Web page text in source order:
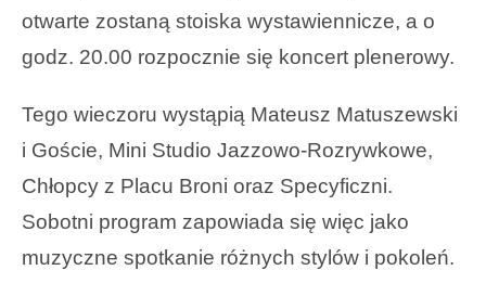
otwarte zostaną stoiska wystawiennicze, a o
godz. 20.00 rozpocznie się koncert plenerowy.
Tego wieczoru wystąpią Mateusz Matuszewski
i Goście, Mini Studio Jazzowo-Rozrywkowe,
Chłopcy z Placu Broni oraz Specyficzni.
Sobotni program zapowiada się więc jako
muzyczne spotkanie różnych stylów i pokoleń.